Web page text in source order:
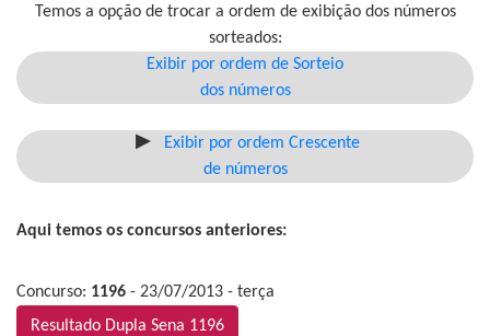
Temos a opção de trocar a ordem de exibição dos números
sorteados:
Exibir por ordem de Sorteio
dos números
Exibir por ordem Crescente
de números
Aqui temos os concursos anteriores:
Concurso: 1196 - 23/07/2013 - terça
Resultado Dupla Sena 1196